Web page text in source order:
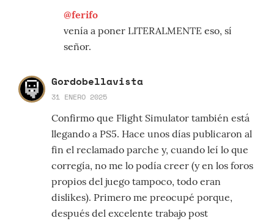
@ferifo
venía a poner LITERALMENTE eso, sí
señor.
Gordobellavista
31 ENERO 2025
Confirmo que Flight Simulator también está
llegando a PS5. Hace unos días publicaron al
fin el reclamado parche y, cuando leí lo que
corregía, no me lo podía creer (y en los foros
propios del juego tampoco, todo eran
dislikes). Primero me preocupé porque,
después del excelente trabajo post